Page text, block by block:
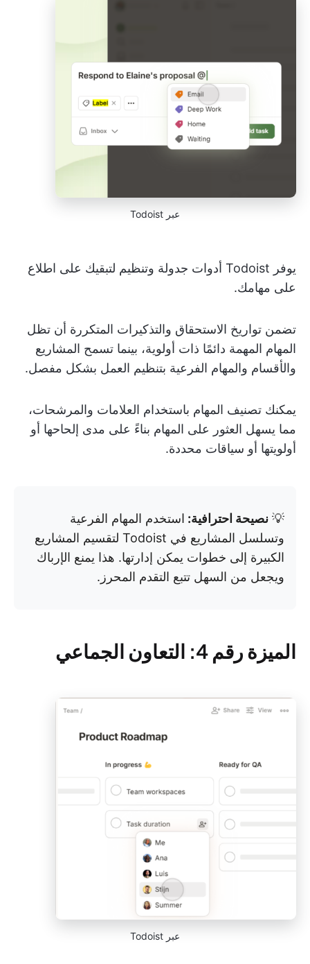
عبر Todoist
يوفر Todoist أدوات جدولة وتنظيم لتبقيك على اطلاع
على مهامك.
تضمن تواريخ الاستحقاق والتذكيرات المتكررة أن تظل
المهام المهمة دائمًا ذات أولوية، بينما تسمح المشاريع
والأقسام والمهام الفرعية بتنظيم العمل بشكل مفصل.
يمكنك تصنيف المهام باستخدام العلامات والمرشحات،
مما يسهل العثور على المهام بناءً على مدى إلحاحها أو
أولويتها أو سياقات محددة.
💡 نصيحة احترافية: استخدم المهام الفرعية
وتسلسل المشاريع في Todoist لتقسيم المشاريع
الكبيرة إلى خطوات يمكن إدارتها. هذا يمنع الإرباك
ويجعل من السهل تتبع التقدم المحرز.
الميزة رقم 4: التعاون الجماعي
عبر Todoist